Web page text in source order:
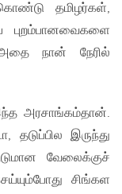
தமிழர்கள்,
புறம்பானவைகளை
அதை நான் நேரில்
அரசாங்கம்தான்.
இருந்து
வேலைக்குச்
சிங்கள